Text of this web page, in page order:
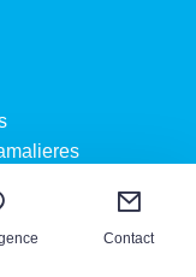
Contact